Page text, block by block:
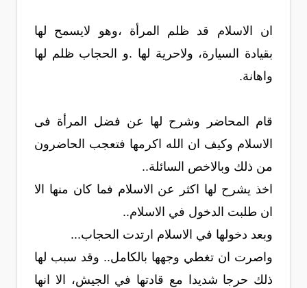
ان الاسلام قد ظلم المرأة ،وهو لايسمح لها
بقيادة السيارة، ولاحرية لها .و الحجاب ظلم لها
واهانة.
قام المحاضر وشرح لها عن فضل المرأة فى
الاسلام وكيف ان الله اكرمها فتعجب الحاضرون
من ذلك وبالاخص السائلة..
اخذ يشرح لها اكثر عن الاسلام فما كان منها الا
ان طلبت الدخول في الاسلام..
وبعد دخولها في الاسلام ارتدت الحجاب...
واصرت ان تغطي وجهها بالكامل.. وقد سبب لها
ذلك حرجا شديدا مع قادتها في الجيش، الا انها